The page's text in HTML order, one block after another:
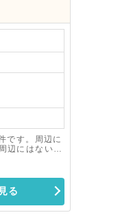
です。周辺に
辺にはない、
に必要な設備
様々な業態へ
る